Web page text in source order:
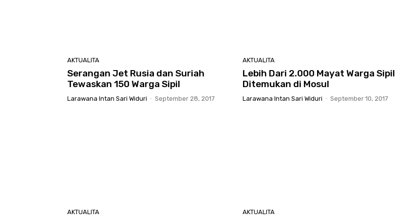
AKTUALITA
Serangan Jet Rusia dan Suriah
Tewaskan 150 Warga Sipil
Larawana Intan Sari Widuri - September 28, 2017
AKTUALITA
Lebih Dari 2.000 Mayat Warga Sipil
Ditemukan di Mosul
Larawana Intan Sari Widuri - September 10, 2017
AKTUALITA AKTUALITA